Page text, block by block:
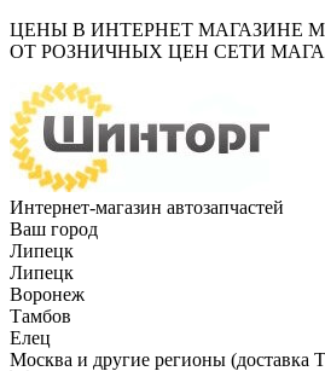
ЦЕНЫ В ИНТЕРНЕТ МАГАЗИНЕ
ОТ РОЗНИЧНЫХ ЦЕН СЕТИ
Интернет-магазин автозапчастей
Ваш город
Липецк
Липецк
Воронеж
Тамбов
Елец
Москва и другие регионы (доставка